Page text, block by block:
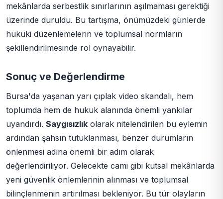
mekânlarda serbestlik sınırlarının aşılmaması gerektiği
üzerinde duruldu. Bu tartışma, önümüzdeki günlerde
hukuki düzenlemelerin ve toplumsal normların
şekillendirilmesinde rol oynayabilir.
Sonuç ve Değerlendirme
Bursa'da yaşanan yarı çıplak video skandalı, hem
toplumda hem de hukuk alanında önemli yankılar
uyandırdı. Saygısızlık olarak nitelendirilen bu eylemin
ardından şahsın tutuklanması, benzer durumların
önlenmesi adına önemli bir adım olarak
değerlendiriliyor. Gelecekte cami gibi kutsal mekânlarda
yeni güvenlik önlemlerinin alınması ve toplumsal
bilinçlenmenin artırılması bekleniyor. Bu tür olayların